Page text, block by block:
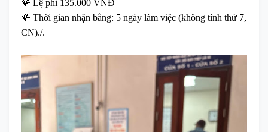
🪸 Lệ phí 135.000 VNĐ
🪸 Thời gian nhận bằng: 5 ngày làm việc (không tính thứ 7,
CN)./.